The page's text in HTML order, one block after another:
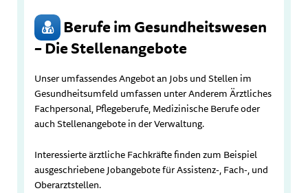
Berufe im Gesundheitswesen
– Die Stellenangebote
Unser umfassendes Angebot an Jobs und Stellen im
Gesundheitsumfeld umfassen unter Anderem Ärztliches
Fachpersonal, Pflegeberufe, Medizinische Berufe oder
auch Stellenangebote in der Verwaltung.
Interessierte ärztliche Fachkräfte finden zum Beispiel
ausgeschriebene Jobangebote für Assistenz-, Fach-, und
Oberarztstellen.